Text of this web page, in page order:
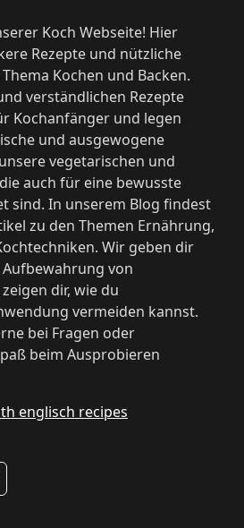
Koch Webseite! Hier
Rezepte und nützliche
Kochen und Backen.
verständlichen Rezepte
Kochanfänger und legen
und ausgewogene
vegetarischen und
auch für eine bewusste
sind. In unserem Blog findest
zu den Themen Ernährung,
Wir geben dir
von
dir, wie du
vermeiden kannst.
bei Fragen oder
beim Ausprobieren
englisch recipes